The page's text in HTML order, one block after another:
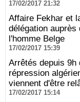
17/02/2017 21:32
Affaire Fekhar et
délégation
l'homme Belge
17/02/2017 15:39
Arrêtés depuis
répression
viennent d'être
17/02/2017 15:14